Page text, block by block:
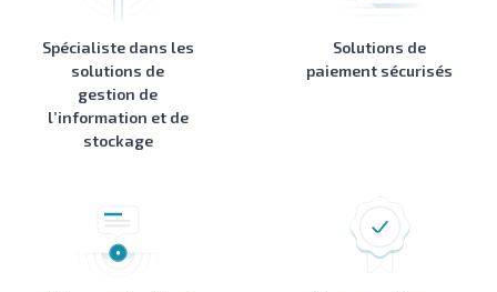
Spécialiste dans les
solutions de
gestion de
l’information et de
stockage
Solutions de
paiement sécurisés